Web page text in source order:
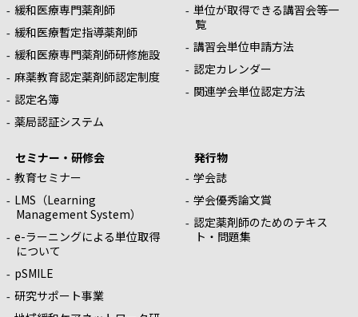
緩和医療専門薬剤師
緩和医療暫定指導薬剤師
緩和医療専門薬剤師研修施設
麻薬教育認定薬剤師認定制度
認定名簿
薬局認証システム
単位が取得できる講習会等一
覧
講習会単位申請方法
認定カレンダー
関連学会単位認定方法
セミナー・研修会
教育セミナー
LMS（Learning
Management System）
e-ラーニングによる単位取得
について
pSMILE
研究サポート事業
発行物
学会誌
学会優秀論文賞
認定薬剤師のためのテキス
ト・問題集